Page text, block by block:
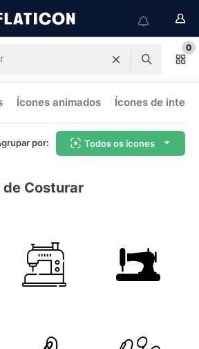
0
Ícones animados Ícones de
por: Todos os ícones
de Costurar